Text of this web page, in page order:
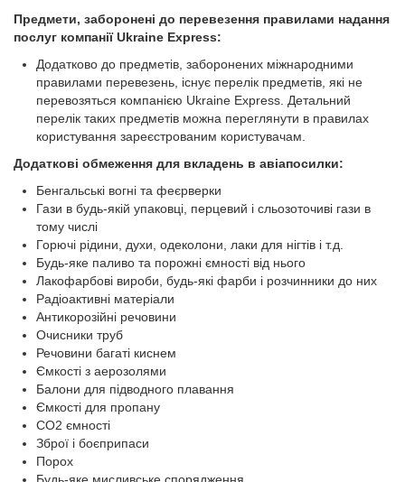
Предмети, заборонені до перевезення правилами надання
послуг компанії Ukraine Express:
Додатково до предметів, заборонених міжнародними
правилами перевезень, існує перелік предметів, які не
перевозяться компанією Ukraine Express. Детальний
перелік таких предметів можна переглянути в правилах
користування зареєстрованим користувачам.
Додаткові обмеження для вкладень в авіапосилки:
Бенгальські вогні та феєрверки
Гази в будь-якій упаковці, перцевий і сльозоточиві гази в
тому числі
Горючі рідини, духи, одеколони, лаки для нігтів і т.д.
Будь-яке паливо та порожні ємності від нього
Лакофарбові вироби, будь-які фарби і розчинники до них
Радіоактивні матеріали
Антикорозійні речовини
Очисники труб
Речовини багаті киснем
Ємкості з аерозолями
Балони для підводного плавання
Ємкості для пропану
СО2 ємності
Зброї і боєприпаси
Порох